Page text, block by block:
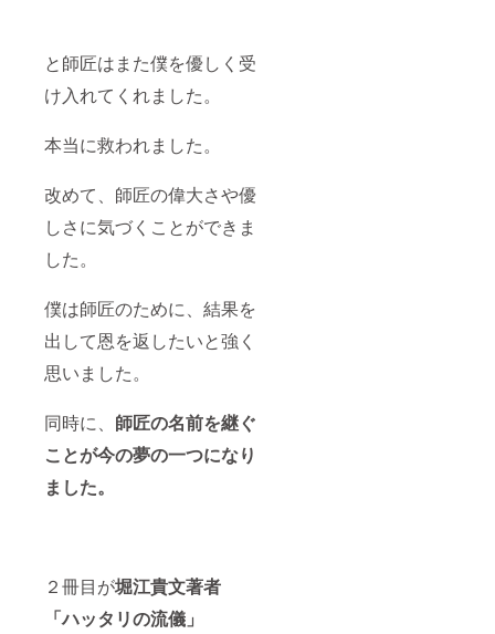
と師匠はまた僕を優しく受
け入れてくれました。
本当に救われました。
改めて、師匠の偉大さや優
しさに気づくことができま
した。
僕は師匠のために、結果を
出して恩を返したいと強く
思いました。
同時に、 師匠の名前を継ぐ
ことが今の夢の一つになり
ました。
２冊目が堀江貴文著者
「ハッタリの流儀」